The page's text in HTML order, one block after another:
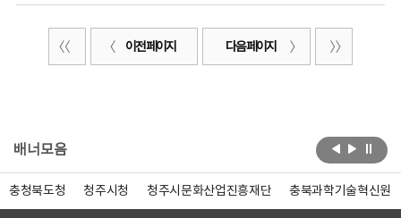
이전 페이지 다음 페이지
배너모음
충청북도청 청주시청 청주시문화산업진흥재단 충북과학기술혁신원